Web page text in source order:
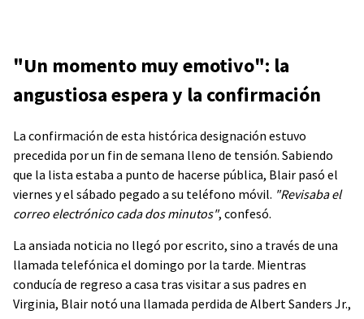
"Un momento muy emotivo": la
angustiosa espera y la confirmación
La confirmación de esta histórica designación estuvo
precedida por un fin de semana lleno de tensión. Sabiendo
que la lista estaba a punto de hacerse pública, Blair pasó el
viernes y el sábado pegado a su teléfono móvil. "Revisaba el
correo electrónico cada dos minutos", confesó.
La ansiada noticia no llegó por escrito, sino a través de una
llamada telefónica el domingo por la tarde. Mientras
conducía de regreso a casa tras visitar a sus padres en
Virginia, Blair notó una llamada perdida de Albert Sanders Jr.,